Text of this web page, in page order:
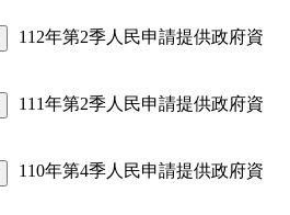
112年第2季人民申請提供政府資
111年第2季人民申請提供政府資
110年第4季人民申請提供政府資